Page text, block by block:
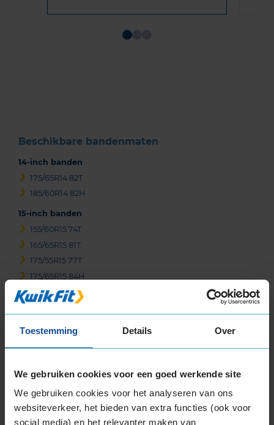
Toestemming Details Over
We gebruiken cookies voor een goed werkende site
We gebruiken cookies voor het analyseren van ons
websiteverkeer, het bieden van extra functies (ook voor
social media) en het relevanter maken van
Beschikbare bandenmaten
14-inch banden
175/65R14 82T
185/60R14 82H
15-inch banden
155/60R15 74T
165/65R15 81T
175/55R15 77T
175/65R15 84H
185/55R15 82V
185/65R15 88H
185/65R15 92T EXTRALOAD
195/50R15 82V